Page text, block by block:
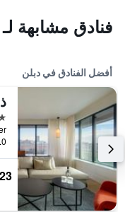
فنادق مشابهة
أفضل الفنادق في دبلن
5 نجوم
0.0